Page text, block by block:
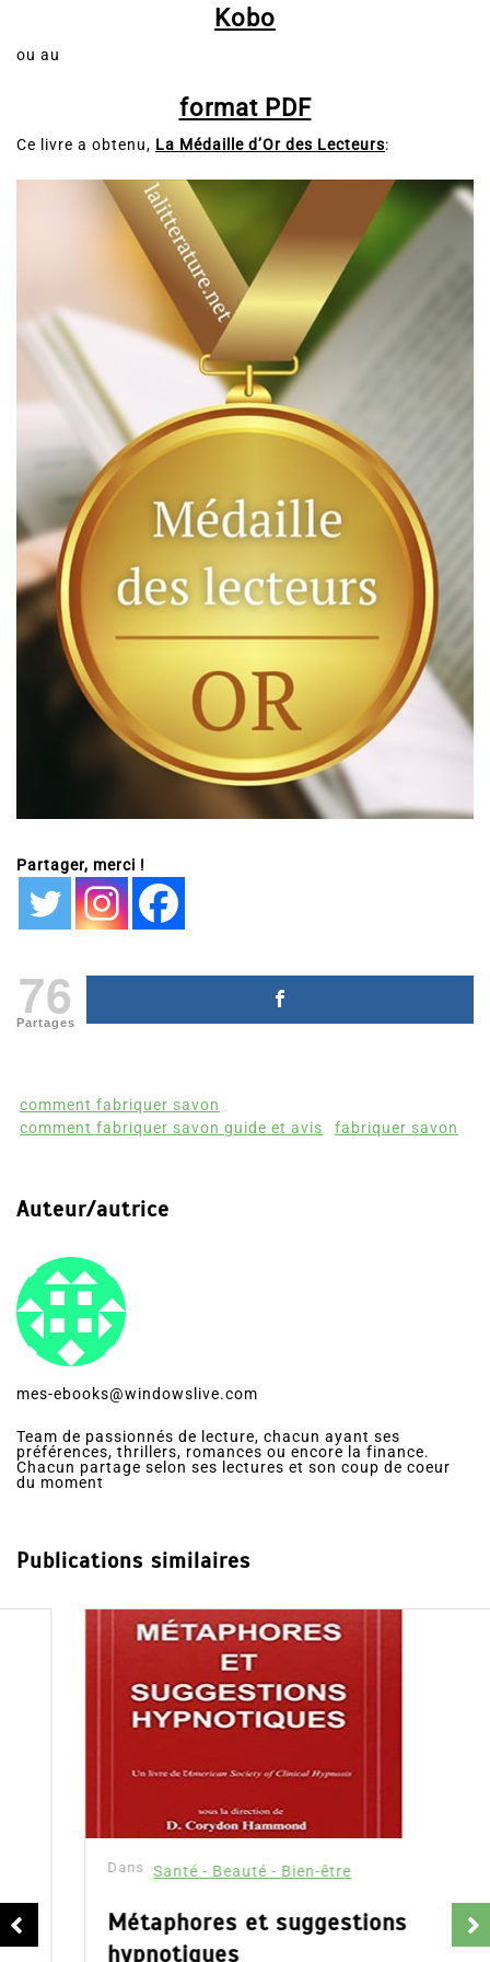
Kobo
format PDF
Ce livre a obtenu, La Médaille d’Or des Lecteurs
Partager, merci !
76
Partages
comment fabriquer savon
comment fabriquer savon guide et avis
fabriquer savon
Auteur/autrice
mes-ebooks@windowslive.com
Team de passionnés de lecture, chacun ayant ses
préférences, thrillers, romances ou encore la finance.
Chacun partage selon ses lectures et son coup de coeur
du moment
Publications similaires
Santé - Beauté - Bien-être
Métaphores et suggestions
hypnotiques